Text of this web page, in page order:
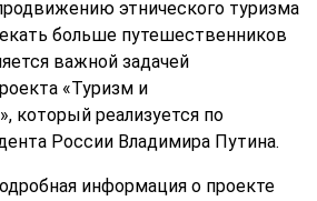
этнического туризма
больше путешественников
важной задачей
«Туризм и
который реализуется по
России Владимира Путина.
информация о проекте